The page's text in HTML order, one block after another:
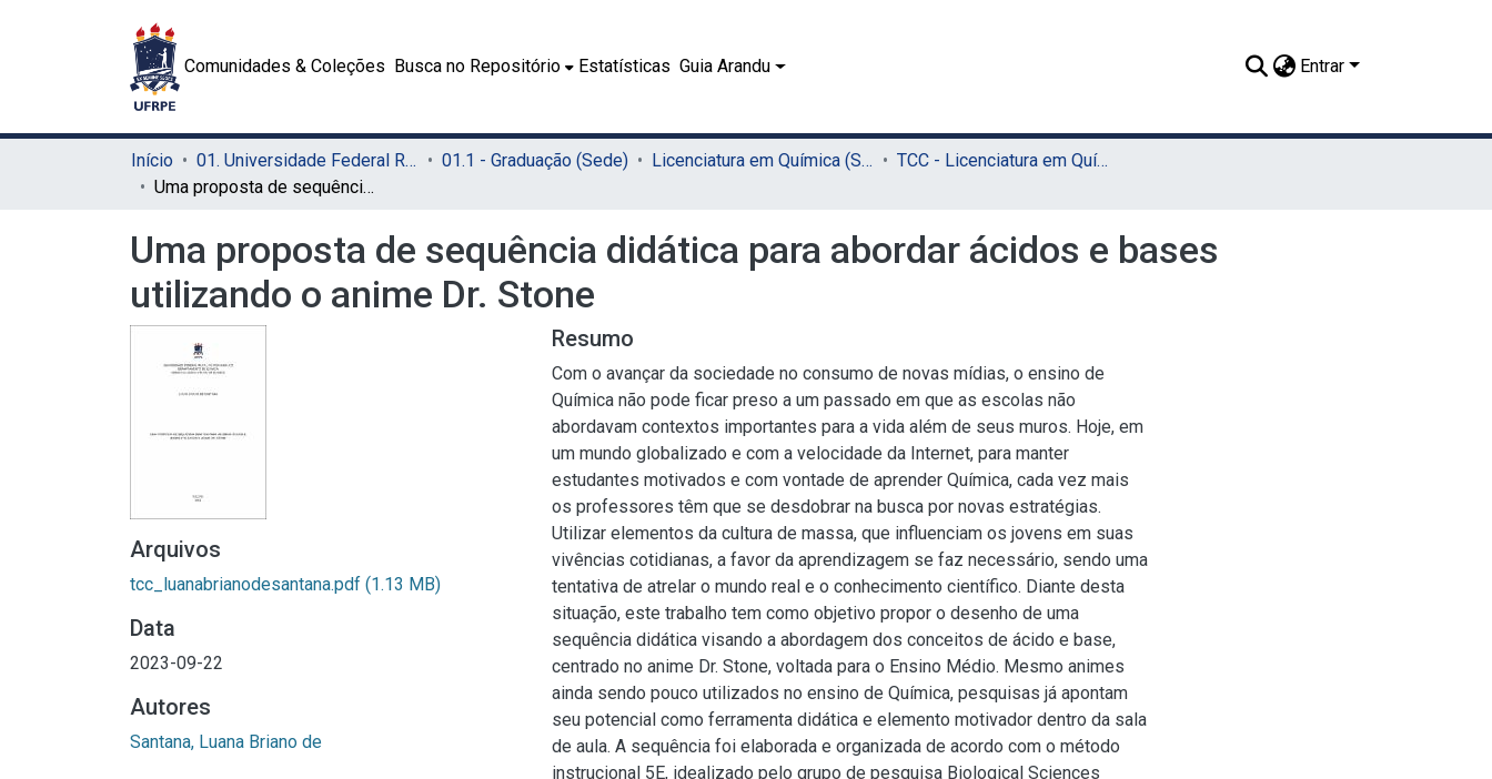
Comunidades & Coleções Busca no Repositório Estatísticas Guia Arandu Entrar
Início 01. Universidade Federal Rural de Pernambuco - UFRPE (Sede) 01.1 - Graduação (Sede) Licenciatura em Química (Sede)
TCC - Licenciatura em Química (Sede)
Uma proposta de sequência didática para abordar ácidos e bases utilizando o anime Dr. Stone
Uma proposta de sequência didática para abordar ácidos e bases
utilizando o anime Dr. Stone
Arquivos
tcc_luanabrianodesantana.pdf (1.13 MB)
Data
2023-09-22
Autores
Santana, Luana Briano de
Resumo
Com o avançar da sociedade no consumo de novas mídias, o ensino de
Química não pode ficar preso a um passado em que as escolas não
abordavam contextos importantes para a vida além de seus muros. Hoje, em
um mundo globalizado e com a velocidade da Internet, para manter
estudantes motivados e com vontade de aprender Química, cada vez mais
os professores têm que se desdobrar na busca por novas estratégias.
Utilizar elementos da cultura de massa, que influenciam os jovens em suas
vivências cotidianas, a favor da aprendizagem se faz necessário, sendo uma
tentativa de atrelar o mundo real e o conhecimento científico. Diante desta
situação, este trabalho tem como objetivo propor o desenho de uma
sequência didática visando a abordagem dos conceitos de ácido e base,
centrado no anime Dr. Stone, voltada para o Ensino Médio. Mesmo animes
ainda sendo pouco utilizados no ensino de Química, pesquisas já apontam
seu potencial como ferramenta didática e elemento motivador dentro da sala
de aula. A sequência foi elaborada e organizada de acordo com o método
instrucional 5E, idealizado pelo grupo de pesquisa Biological Sciences